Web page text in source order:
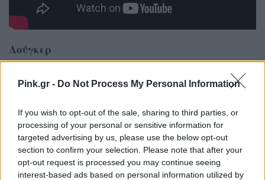
Pink.gr - Do Not Process My Personal Information
If you wish to opt-out of the sale, sharing to third parties, or
processing of your personal or sensitive information for
targeted advertising by us, please use the below opt-out
section to confirm your selection. Please note that after your
opt-out request is processed you may continue seeing
interest-based ads based on personal information utilized by
Λούγκερ
του Κώστα Χαραλάμπους. Με τους Τάσο Νούσια,
Σταυρακέλλη, Κυριακή Γάσπαρη, Νίκο Χίλιο.
Δραματική 2021, Ελλάδα 127’
Ορεινή Κρήτη, 1958. Η οικογένεια Αγγελιδάκη, μια